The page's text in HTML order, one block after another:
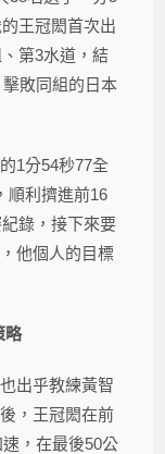
王冠閎首次出
第3水道，結
敗同組的日本
1分54秒77全
順利擠進前16
錄，接下來要
他個人的目標
略
出乎教練黃智
，王冠閎在前
，在最後50公